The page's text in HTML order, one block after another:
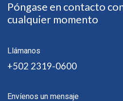
Póngase en contacto
cualquier momento
Llámanos
+502 2319-0600
Envíenos un mensaje